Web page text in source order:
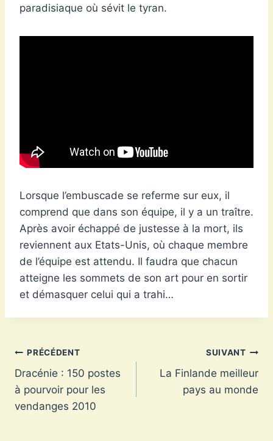
paradisiaque où sévit le tyran.
Lorsque l’embuscade se referme sur eux, il
comprend que dans son équipe, il y a un traître.
Après avoir échappé de justesse à la mort, ils
reviennent aux Etats-Unis, où chaque membre
de l’équipe est attendu. Il faudra que chacun
atteigne les sommets de son art pour en sortir
et démasquer celui qui a trahi…
Navigation
de
l’article
PRÉCÉDENT
Dracénie : 150 postes
à pourvoir pour les
vendanges 2010
SUIVANT
La Finlande meilleur
pays au monde